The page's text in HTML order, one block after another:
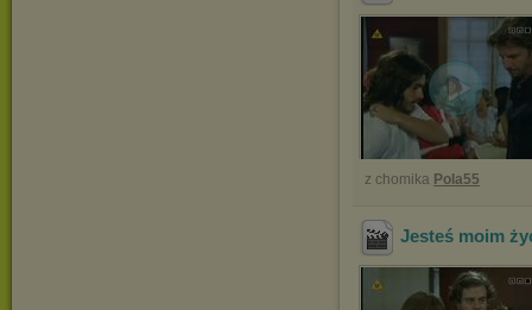
z chomika Pola55
Jesteś moim